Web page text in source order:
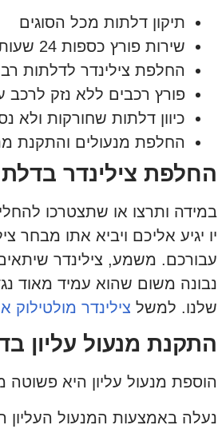
תיקון דלתות מכל הסוגים
שירות פורץ כספות 24 שעות
החלפת צילינדר לדלתות
פורץ רכבים ללא נזק לרכב עד 20 דקות
כיוון דלתות שחורקות ולא
החלפת מנעולים והתקנת
החלפת צילינדר בדלת
במידה ותרצו או שתצטרכו
יו יגיע אליכם ויביא אתו מבחר
עבורכם. משמע, צילינדר
נבונה משום שהוא עמיד מאוד
שלנו. למשל צילינדר מולטילוק
התקנת מנעול עליון
הוספת מנעול עליון היא פשוטה
נעלה באמצעות המנעול